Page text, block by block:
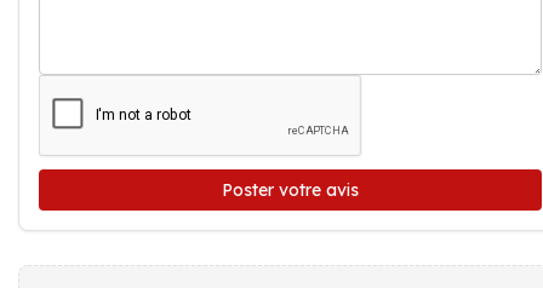
Poster votre avis